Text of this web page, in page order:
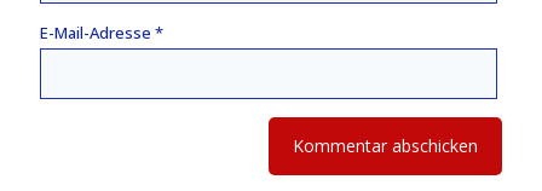
E-Mail-Adresse *